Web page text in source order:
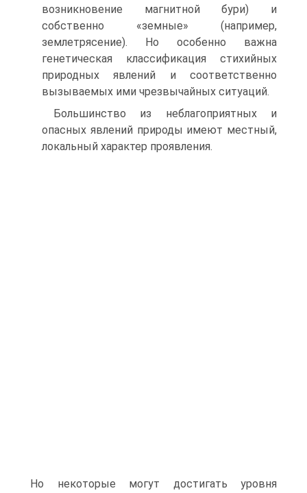
возникновение магнитной бури) и
собственно «земные» (например,
землетрясение). Но особенно важна
генетическая классификация стихийных
природных явлений и соответственно
вызываемых ими чрезвычайных ситуаций.
Большинство из неблагоприятных и
опасных явлений природы имеют местный,
локальный характер проявления.
Но некоторые могут достигать уровня